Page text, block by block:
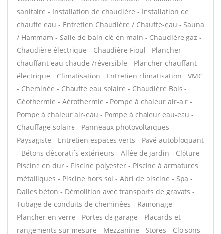
sanitaire - Installation de chaudière - Installation de
chauffe eau - Entretien Chaudière / Chauffe-eau - Sauna
/ Hammam - Salle de bain clé en main - Chaudière gaz -
Chaudière électrique - Chaudière Fioul - Plancher
chauffant eau chaude /réversible - Plancher chauffant
électrique - Climatisation - Entretien climatisation - VMC
- Cheminée - Chauffe eau solaire - Chaudière Bois -
Géothermie - Aérothermie - Pompe à chaleur air-air -
Pompe à chaleur air-eau - Pompe à chaleur eau-eau -
Chauffage solaire - Panneaux photovoltaïques -
Paysagiste - Entretien espaces verts - Pavé autobloquant
- Bétons décoratifs extérieurs - Allée de jardin - Clôture -
Piscine en dur - Piscine polyester - Piscine à armatures
métalliques - Piscine hors sol - Abri de piscine - Spa -
Dalles béton - Démolition avec transports de gravats -
Tubage de conduits de cheminées - Ramonage -
Plancher en verre - Portes de garage - Placards et
rangements sur mesure - Mezzanine - Stores - Cloisons